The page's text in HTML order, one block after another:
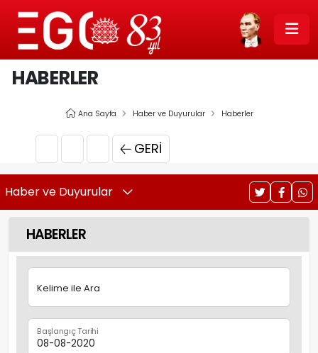
HABERLER
Ana Sayfa Haber ve Duyurular Haberler
GERI
Haber ve Duyurular
HABERLER
Kelime ile Ara
Başlangıç Tarihi